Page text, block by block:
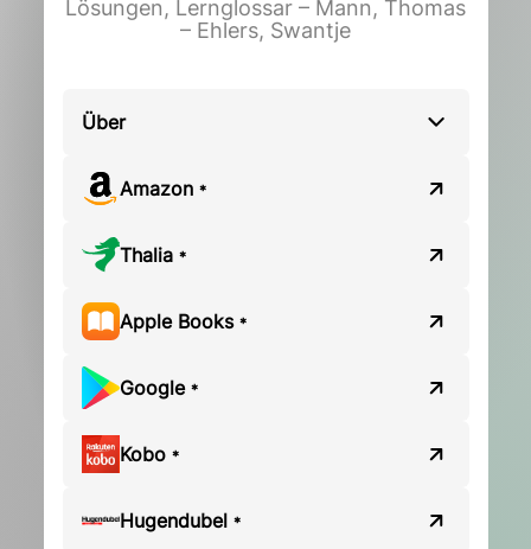
Lösungen, Lernglossar – Mann, Thomas
– Ehlers, Swantje
Über
Amazon *
Thalia *
Apple Books *
Google *
Kobo *
Hugendubel *